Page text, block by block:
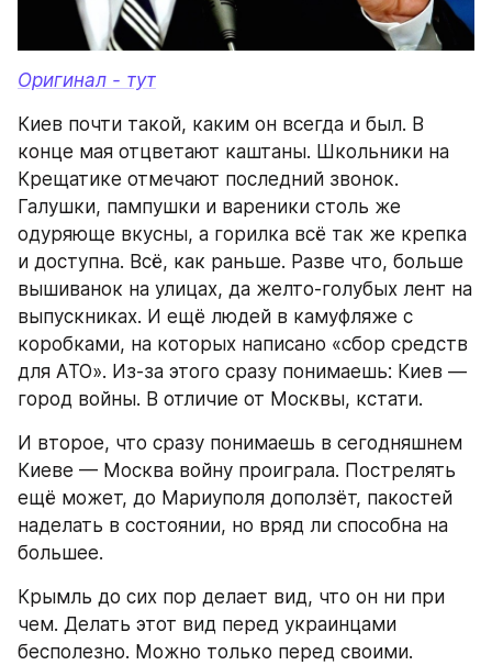
Оригинал - тут
Киев почти такой, каким он всегда и был. В
конце мая отцветают каштаны. Школьники на
Крещатике отмечают последний звонок.
Галушки, пампушки и вареники столь же
одуряюще вкусны, а горилка всё так же крепка
и доступна. Всё, как раньше. Разве что, больше
вышиванок на улицах, да желто-голубых лент на
выпускниках. И ещё людей в камуфляже с
коробками, на которых написано «сбор средств
для АТО». Из-за этого сразу понимаешь: Киев —
город войны. В отличие от Москвы, кстати.
И второе, что сразу понимаешь в сегодняшнем
Киеве — Москва войну проиграла. Пострелять
ещё может, до Мариуполя доползёт, пакостей
наделать в состоянии, но вряд ли способна на
большее.
Крымль до сих пор делает вид, что он ни при
чем. Делать этот вид перед украинцами
бесполезно. Можно только перед своими.